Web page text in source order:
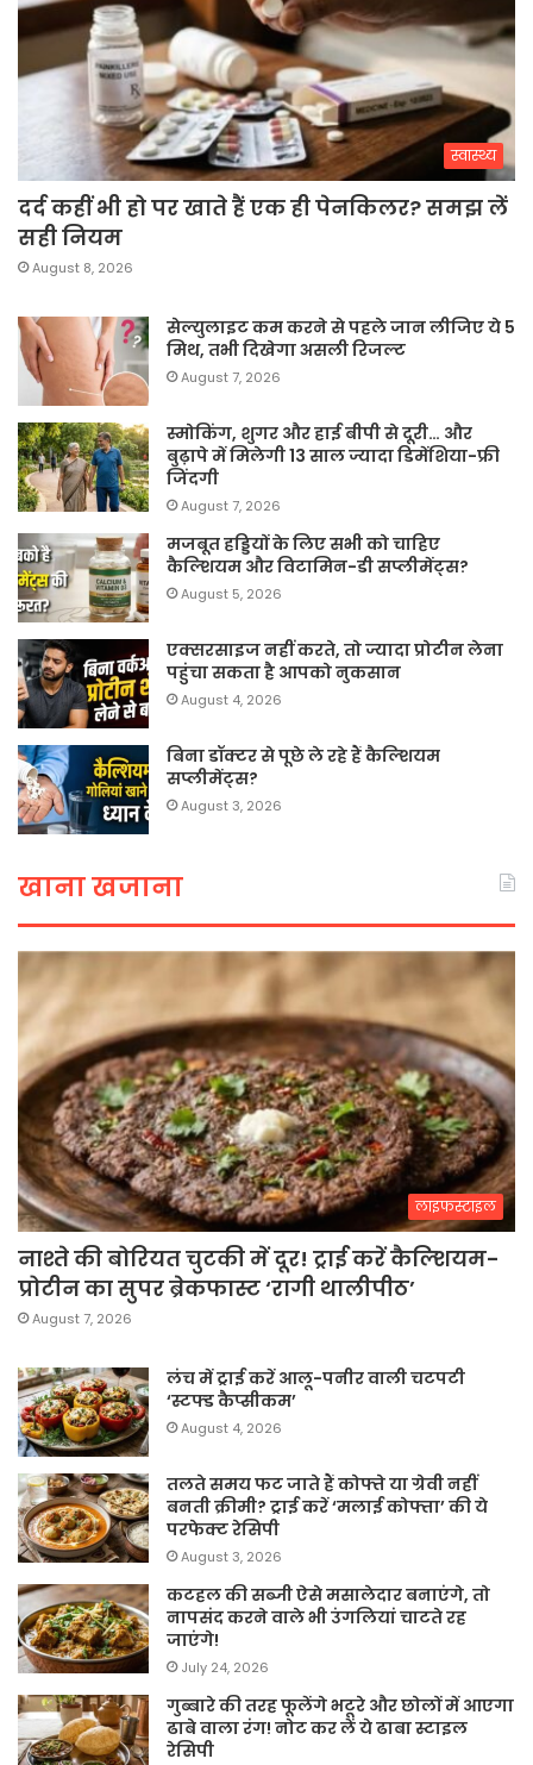
स्वास्थ्य
दर्द कहीं भी हो पर खाते हैं एक ही पेनकिलर? समझ लें
सही नियम
August 8, 2026
सेल्युलाइट कम करने से पहले जान लीजिए ये 5
मिथ, तभी दिखेगा असली रिजल्ट
August 7, 2026
स्मोकिंग, शुगर और हाई बीपी से दूरी… और
बुढ़ापे में मिलेगी 13 साल ज्यादा डिमेंशिया-फ्री
जिंदगी
August 7, 2026
मजबूत हड्डियों के लिए सभी को चाहिए
कैल्शियम और विटामिन-डी सप्लीमेंट्स?
August 5, 2026
एक्सरसाइज नहीं करते, तो ज्यादा प्रोटीन लेना
पहुंचा सकता है आपको नुकसान
August 4, 2026
बिना डॉक्टर से पूछे ले रहे हैं कैल्शियम
सप्लीमेंट्स?
August 3, 2026
खाना खजाना
लाइफस्टाइल
नाश्ते की बोरियत चुटकी में दूर! ट्राई करें कैल्शियम-
प्रोटीन का सुपर ब्रेकफास्ट ‘रागी थालीपीठ’
August 7, 2026
लंच में ट्राई करें आलू-पनीर वाली चटपटी
‘स्टफ्ड कैप्सीकम’
August 4, 2026
तलते समय फट जाते हैं कोफ्ते या ग्रेवी नहीं
बनती क्रीमी? ट्राई करें ‘मलाई कोफ्ता’ की ये
परफेक्ट रेसिपी
August 3, 2026
कटहल की सब्जी ऐसे मसालेदार बनाएंगे, तो
नापसंद करने वाले भी उंगलियां चाटते रह
जाएंगे!
July 24, 2026
गुब्बारे की तरह फूलेंगे भटूरे और छोलों में आएगा
ढाबे वाला रंग! नोट कर लें ये ढाबा स्टाइल
रेसिपी